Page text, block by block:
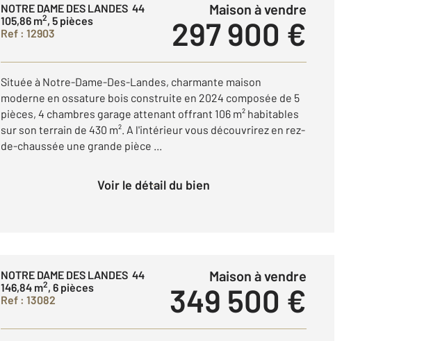
NOTRE DAME DES LANDES 44
105,86 m2, 5 pièces
Ref : 12903
Maison à vendre
297 900 €
Située à Notre-Dame-Des-Landes, charmante maison
moderne en ossature bois construite en 2024 composée de 5
pièces, 4 chambres garage attenant offrant 106 m² habitables
sur son terrain de 430 m². A l'intérieur vous découvrirez en rez-
de-chaussée une grande pièce ...
Voir le détail du bien
NOTRE DAME DES LANDES 44
146,84 m2, 6 pièces
Ref : 13082
Maison à vendre
349 500 €